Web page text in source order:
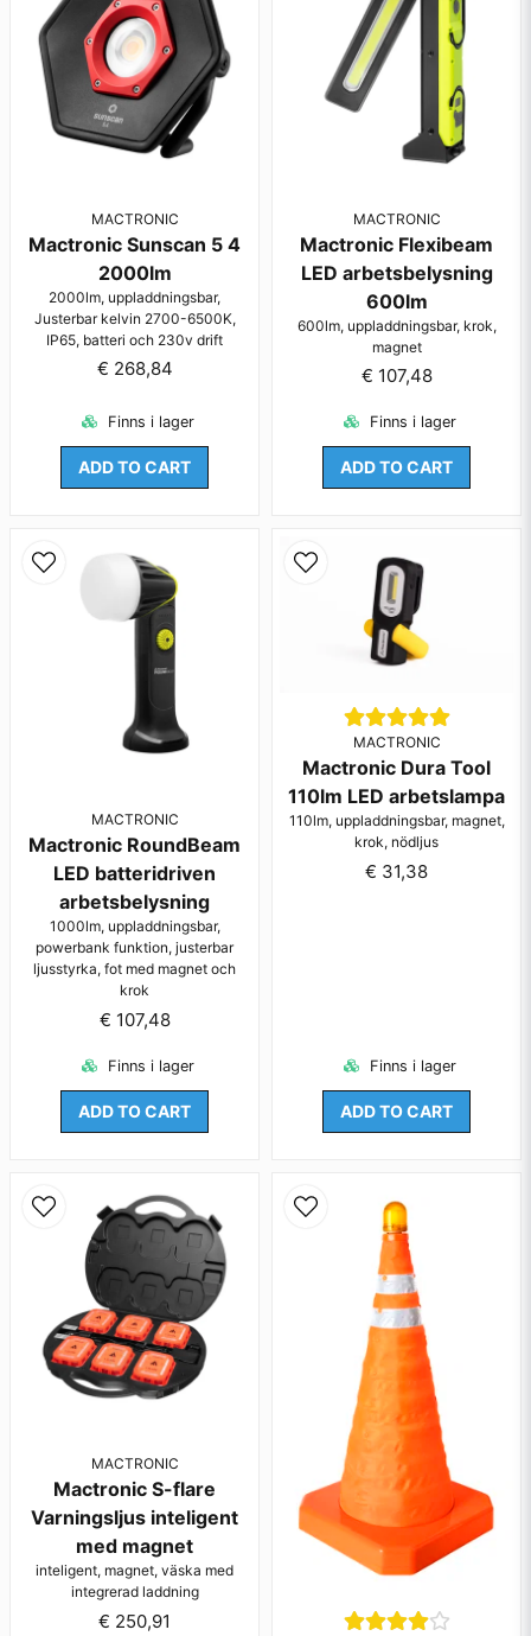
MACTRONIC
Mactronic Sunscan 5 4
2000lm
2000lm, uppladdningsbar,
Justerbar kelvin 2700-6500K,
IP65, batteri och 230v drift
€ 268,84
Finns i lager
ADD TO CART
MACTRONIC
Mactronic Flexibeam
LED arbetsbelysning
600lm
600lm, uppladdningsbar, krok,
magnet
€ 107,48
Finns i lager
ADD TO CART
MACTRONIC
Mactronic RoundBeam
LED batteridriven
arbetsbelysning
1000lm, uppladdningsbar,
powerbank funktion, justerbar
ljusstyrka, fot med magnet och
krok
€ 107,48
Finns i lager
ADD TO CART
MACTRONIC
Mactronic Dura Tool
110lm LED arbetslampa
110lm, uppladdningsbar, magnet,
krok, nödljus
€ 31,38
Finns i lager
ADD TO CART
MACTRONIC
Mactronic S-flare
Varningsljus inteligent
med magnet
inteligent, magnet, väska med
integrerad laddning
€ 250,91
Ja, ni får publicera min fråga
Skicka fråga